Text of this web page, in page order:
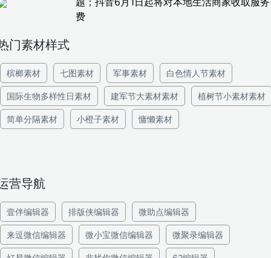
费
门素材样式
槟榔素材 七图素材 军事素材 白色情人节素材
国际生物多样性日素材 建军节大素材素材 植树节小素材素材
简单分隔素材 小橙子素材 慵懒素材
营导航
壹伴编辑器 排版侠编辑器 微助点编辑器
来逗微信编辑器 微小宝微信编辑器 微聚录编辑器